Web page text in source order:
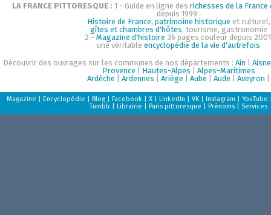
LA FRANCE PITTORESQUE : 1 - Guide en ligne des richesses de la
depuis 1999 :
Histoire de France, patrimoine historique et culturel,
gîtes et chambres d'hôtes, tourisme, gastronomie
2 - Magazine d'histoire 36 pages couleur depuis
une véritable encyclopédie de la vie d'autrefois
Découvrir des ouvrages sur les communes de nos départements : Ain
Aisne
Provence
Hautes-Alpes
Alpes-Maritimes
Ardèche
Ardennes Ariège Aube Aude Aveyron
Magazine Encyclopédie Blog Facebook X LinkedIn VK Instagram YouTube
Tumblr
Librairie Paris pittoresque Prénoms Services